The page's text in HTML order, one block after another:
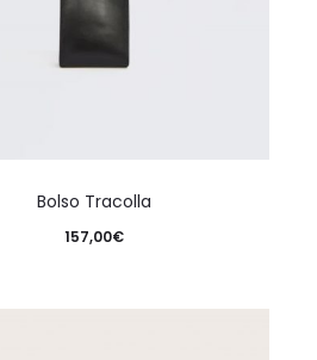
Bolso Tracolla
157,00€